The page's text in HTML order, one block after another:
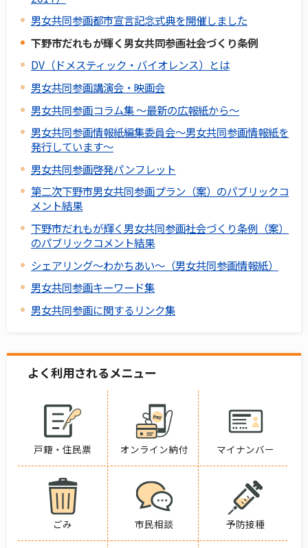
男女共同参画都市宣言記念式典を開催しました
下野市だれもが輝く男女共同参画社会づくり条例
DV（ドメスティック・バイオレンス）とは
男女共同参画講演会・映画会
男女共同参画コラム集 ～最新の広報紙から～
男女共同参画情報紙編集委員会～男女共同参画情報紙を
発行しています～
男女共同参画啓発パンフレット
第二次下野市男女共同参画プラン（案）のパブリックコ
メント結果
下野市だれもが輝く男女共同参画社会づくり条例（案）
のパブリックコメント結果
シェアリング～わかちあい～（男女共同参画情報紙）
男女共同参画キーワード集
男女共同参画に関するリンク集
よく利用されるメニュー
戸籍・住民票 オンライン納付 マイナンバー
ごみ 市民相談 予防接種